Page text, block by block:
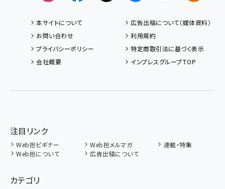
本サイトについて
広告出稿について（媒体資料）
お問い合わせ
利用規約
プライバシーポリシー
特定商取引法に基づく表示
会社概要
インプレスグループTOP
注目リンク
Web担ビギナー Web担メルマガ
連載・特集
Web担について
広告出稿について
カテゴリ